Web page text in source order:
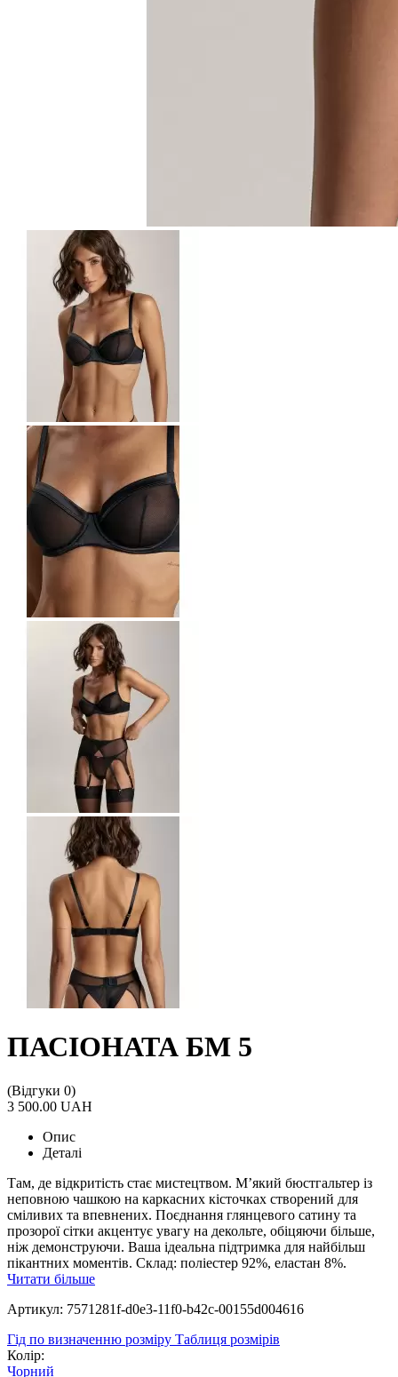
ПАСІОНАТА БМ 5
(Відгуки 0)
3 500.00 UAH
Опис
Деталі
Там, де відкритість стає мистецтвом. М’який бюстгальтер із
неповною чашкою на каркасних кісточках створений для
сміливих та впевнених. Поєднання глянцевого сатину та
прозорої сітки акцентує увагу на декольте, обіцяючи більше,
ніж демонструючи. Ваша ідеальна підтримка для найбільш
пікантних моментів. Склад: поліестер 92%, еластан 8%.
Читати більше
Артикул: 7571281f-d0e3-11f0-b42c-00155d004616
Гід по визначенню розміру Таблиця розмірів
Колір:
Чорний